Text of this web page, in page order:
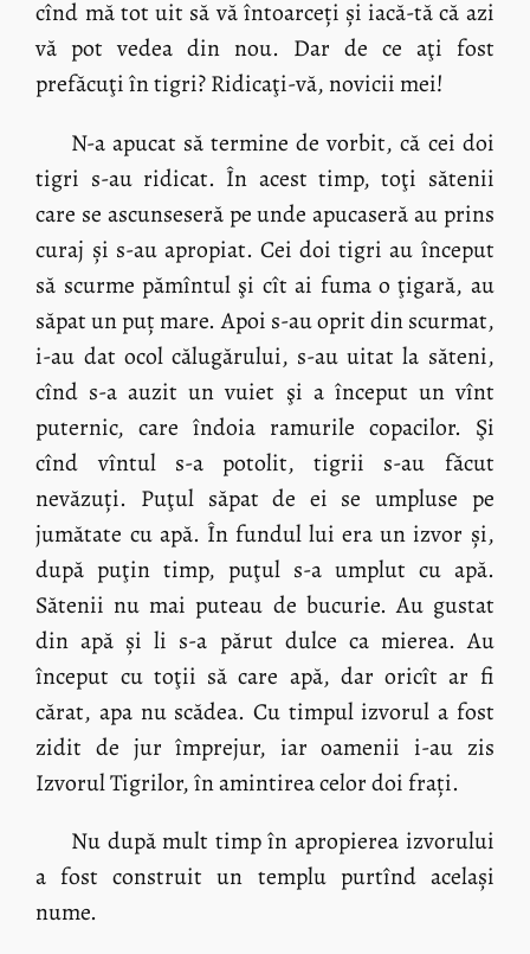
cînd mă tot uit să vă întoarceți și iacă-tă că azi
vă pot vedea din nou. Dar de ce aţi fost
prefăcuţi în tigri? Ridicaţi-vă, novicii mei!
N-a apucat să termine de vorbit, că cei doi
tigri s-au ridicat. În acest timp, toţi sătenii
care se ascunseseră pe unde apucaseră au prins
curaj și s-au apropiat. Cei doi tigri au început
să scurme pămîntul şi cît ai fuma o ţigară, au
săpat un puț mare. Apoi s-au oprit din scurmat,
i-au dat ocol călugărului, s-au uitat la săteni,
cînd s-a auzit un vuiet şi a început un vînt
puternic, care îndoia ramurile copacilor. Şi
cînd vîntul s-a potolit, tigrii s-au făcut
nevăzuți. Puţul săpat de ei se umpluse pe
jumătate cu apă. În fundul lui era un izvor și,
după puţin timp, puţul s-a umplut cu apă.
Sătenii nu mai puteau de bucurie. Au gustat
din apă și li s-a părut dulce ca mierea. Au
început cu toţii să care apă, dar oricît ar fi
cărat, apa nu scădea. Cu timpul izvorul a fost
zidit de jur împrejur, iar oamenii i-au zis
Izvorul Tigrilor, în amintirea celor doi frați.
Nu după mult timp în apropierea izvorului
a fost construit un templu purtînd același
nume.